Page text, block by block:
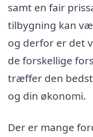
samt en fair
tilbygning kan
og derfor er det
de forskellige
træffer den
og din økonomi.
Der er mange